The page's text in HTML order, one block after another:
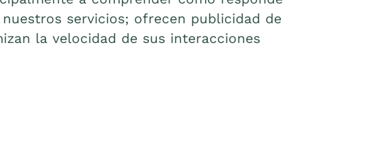
servicios; ofrecen publicidad de
la velocidad de sus interacciones